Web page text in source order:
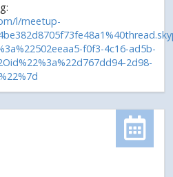
l/meetup-
f0f3-4c16-ad5b-
2d98-